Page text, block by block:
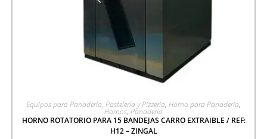
AGREGAR A COTIZACIÓN
Equipos para Panadería, Pastelería y Pizzeria, Horno para Panadería,
Hornos, Panaderia
HORNO ROTATORIO PARA 15 BANDEJAS CARRO EXTRAIBLE / REF:
H12 – ZINGAL